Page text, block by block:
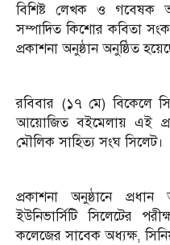
বিশিষ্ট লেখক ও গবেষক
সম্পাদিত কিশোর কবিতা
প্রকাশনা অনুষ্ঠান অনুষ্ঠিত
রবিবার (১৭ মে) বিকেলে
আয়োজিত বইমেলায় এই
মৌলিক সাহিত্য সংঘ সিলেট।
প্রকাশনা অনুষ্ঠানে
ইউনিভার্সিটি সিলেটের
কলেজের সাবেক অধ্যক্ষ,